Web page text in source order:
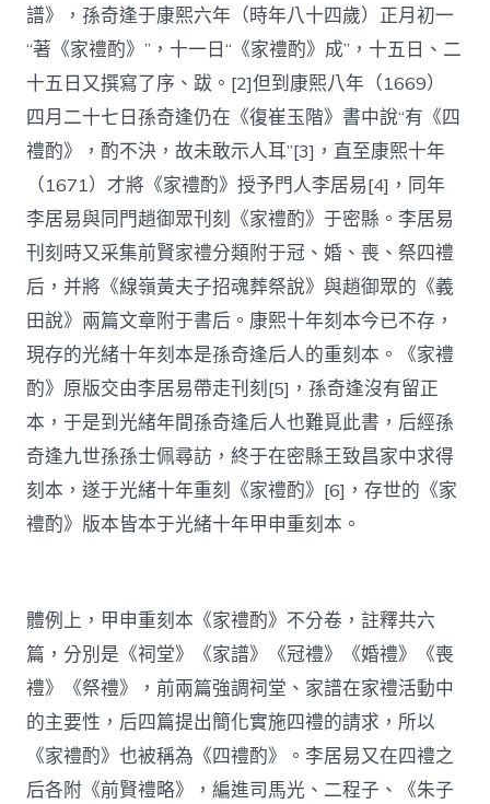
譜》，孫奇逢于康熙六年（時年八十四歲）正月初一
“著《家禮酌》”，十一日“《家禮酌》成”，十五日、二
十五日又撰寫了序、跋。[2]但到康熙八年（1669）
四月二十七日孫奇逢仍在《復崔玉階》書中說“有《四
禮酌》，酌不決，故未敢示人耳”[3]，直至康熙十年
（1671）才將《家禮酌》授予門人李居易[4]，同年
李居易與同門趙御眾刊刻《家禮酌》于密縣。李居易
刊刻時又采集前賢家禮分類附于冠、婚、喪、祭四禮
后，并將《線嶺黃夫子招魂葬祭說》與趙御眾的《義
田說》兩篇文章附于書后。康熙十年刻本今已不存，
現存的光緒十年刻本是孫奇逢后人的重刻本。《家禮
酌》原版交由李居易帶走刊刻[5]，孫奇逢沒有留正
本，于是到光緒年間孫奇逢后人也難覓此書，后經孫
奇逢九世孫孫士佩尋訪，終于在密縣王致昌家中求得
刻本，遂于光緒十年重刻《家禮酌》[6]，存世的《家
禮酌》版本皆本于光緒十年甲申重刻本。
體例上，甲申重刻本《家禮酌》不分卷，註釋共六
篇，分別是《祠堂》《家譜》《冠禮》《婚禮》《喪
禮》《祭禮》，前兩篇強調祠堂、家譜在家禮活動中
的主要性，后四篇提出簡化實施四禮的請求，所以
《家禮酌》也被稱為《四禮酌》。李居易又在四禮之
后各附《前賢禮略》，編進司馬光、二程子、《朱子